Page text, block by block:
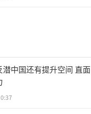
中国还有提升空间 直面